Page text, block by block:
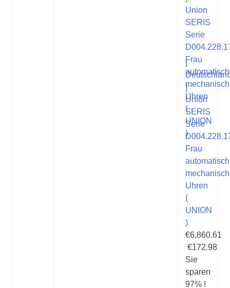
[
]
Union
SERIS
Serie
Frau
Uhren
(
UNION
)
€6,860.61
€172.98
Sie
sparen
97% !